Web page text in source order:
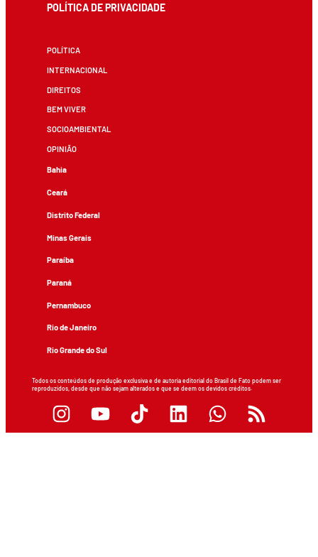
POLÍTICA DE PRIVACIDADE
POLÍTICA
INTERNACIONAL
DIREITOS
BEM VIVER
SOCIOAMBIENTAL
OPINIÃO
Bahia
Ceará
Distrito Federal
Minas Gerais
Paraíba
Paraná
Pernambuco
Rio de Janeiro
Rio Grande do Sul
Todos os conteúdos de produção exclusiva e de autoria editorial do Brasil de Fato podem ser
reproduzidos, desde que não sejam alterados e que se deem os devidos créditos.